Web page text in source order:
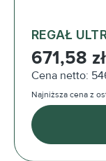
REGAŁ
Cena
671,58 zł
Cena netto:
Najniższa cena z